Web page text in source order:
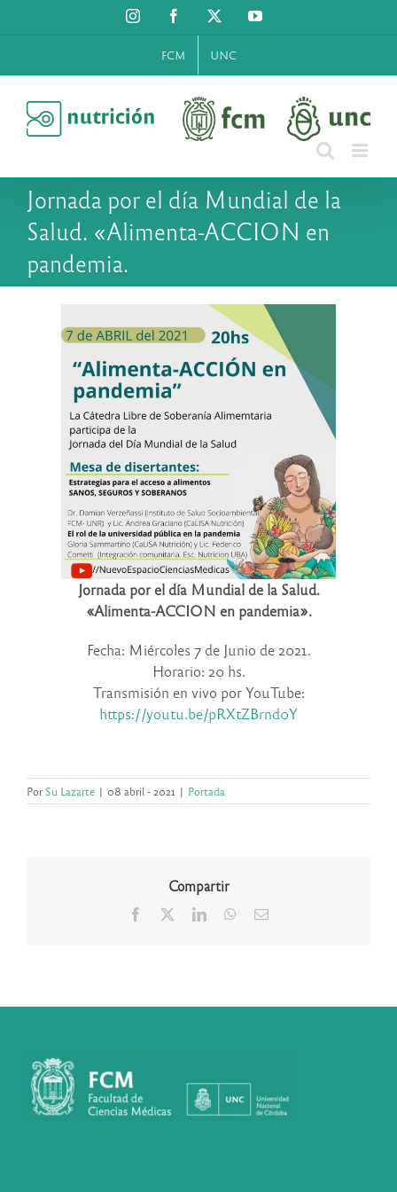
al
InstagramFacebook YouTube
FCM UNC
Jornada por el día Mundial de la
Salud. «Alimenta-ACCION en
pandemia.
Jornada por el día Mundial de la Salud.
«Alimenta-ACCION en pandemia».
Fecha: Miércoles 7 de Junio de 2021.
Horario: 20 hs.
Transmisión en vivo por YouTube:
https://youtu.be/pRXtZBrnd0Y
PorSu Lazarte | 08 abril - 2021 | Portada
Compartir
Facebook LinkedInWhatsApp
Correo